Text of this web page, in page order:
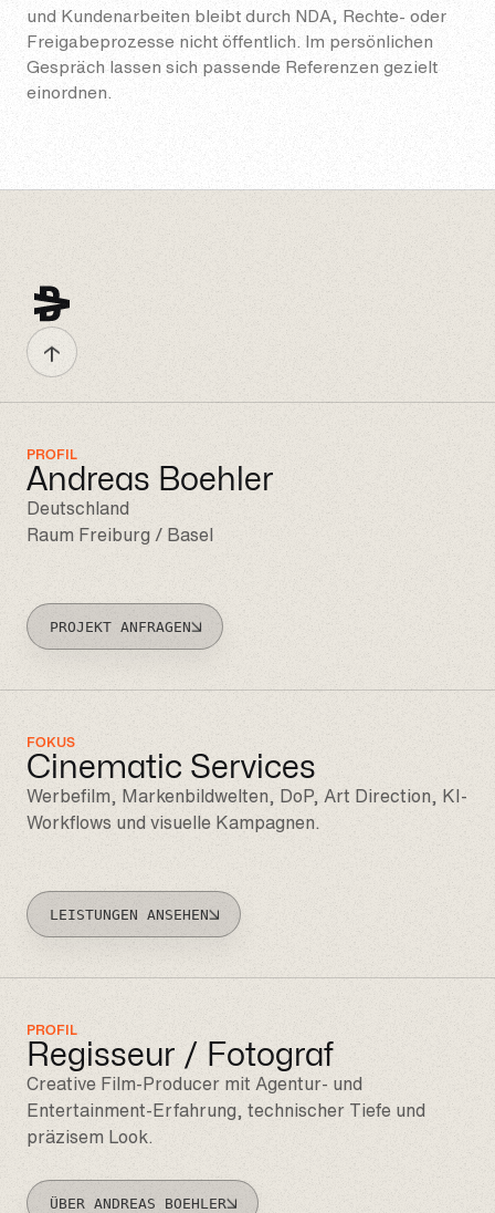
und Kundenarbeiten bleibt durch NDA, Rechte- oder
Freigabeprozesse nicht öffentlich. Im persönlichen
Gespräch lassen sich passende Referenzen gezielt
einordnen.
Andreas
Boehler
PROFIL
Andreas Boehler
Deutschland
Raum Freiburg / Basel
PROJEKT ANFRAGEN
FOKUS
Cinematic Services
Werbefilm, Markenbildwelten, DoP, Art Direction, KI-
Workflows und visuelle Kampagnen.
LEISTUNGEN ANSEHEN
PROFIL
Regisseur / Fotograf
Creative Film-Producer mit Agentur- und
Entertainment-Erfahrung, technischer Tiefe und
präzisem Look.
ÜBER ANDREAS BOEHLER